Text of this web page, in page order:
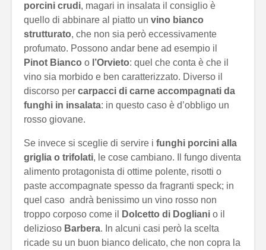
porcini crudi, magari in insalata il consiglio è
quello di abbinare al piatto un vino bianco
strutturato, che non sia però eccessivamente
profumato. Possono andar bene ad esempio il
Pinot Bianco o l’Orvieto: quel che conta è che il
vino sia morbido e ben caratterizzato. Diverso il
discorso per carpacci di carne accompagnati da
funghi in insalata: in questo caso è d’obbligo un
rosso giovane.
Se invece si sceglie di servire i funghi porcini alla
griglia o trifolati, le cose cambiano. Il fungo diventa
alimento protagonista di ottime polente, risotti o
paste accompagnate spesso da fragranti speck; in
quel caso andrà benissimo un vino rosso non
troppo corposo come il
Dolcetto di Dogliani o il
delizioso Barbera. In alcuni casi però la scelta
ricade su un buon bianco delicato, che non copra la